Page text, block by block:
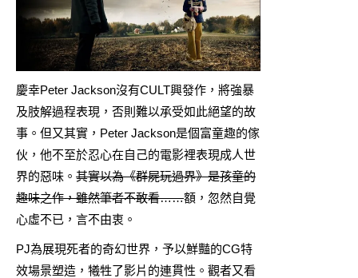
慶幸Peter Jackson沒有CULT興發作，將強暴
及肢解過程表現，否則難以承受如此絕望的故
事。但又其實，Peter Jackson是個富童趣的傢
伙，他不至於忍心在自己的電影裡表現成人世
界的惡味。 其實以為《群屍玩過界》是孩童的
趣味之作，雖然筆者不敢看……額，忽然自覺
心虛不已，言不由衷。
PJ為展現死者的奇幻世界，予以鮮豔的CG特
效場景塑造，犧牲了影片的連貫性。觀者又看